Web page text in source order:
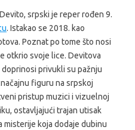
srpski je reper rođen 9.
. Istakao se 2018. kao
Poznat po tome što nosi
otkrio svoje lice. Devitova
privukli su pažnju
figuru na srpskoj
pristup muzici i vizuelnoj
ostavljajući trajan utisak
misterije koja dodaje dubinu